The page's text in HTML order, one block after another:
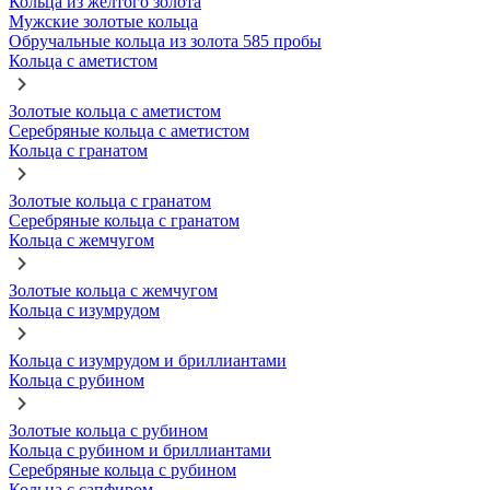
Мужские золотые кольца
Обручальные кольца из золота 585 пробы
Кольца с аметистом
Золотые кольца с аметистом
Серебряные кольца с аметистом
Кольца с гранатом
Золотые кольца с гранатом
Серебряные кольца с гранатом
Кольца с жемчугом
Золотые кольца с жемчугом
Кольца с изумрудом
Кольца с изумрудом и бриллиантами
Кольца с рубином
Золотые кольца с рубином
Кольца с рубином и бриллиантами
Серебряные кольца с рубином